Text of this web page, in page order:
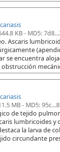
KB - MD5:
Ascaris
se encuentra
MB - MD5:
de tejido
lumbricoides y
la larva de
circundante